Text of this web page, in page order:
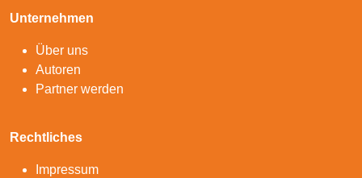
Unternehmen
Über uns
Autoren
Partner werden
Rechtliches
Impressum